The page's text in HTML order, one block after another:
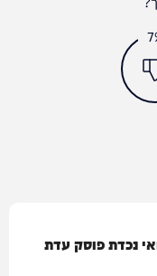
נכדת פוסק עדת